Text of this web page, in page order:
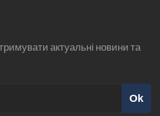
актуальні новини та
Ok